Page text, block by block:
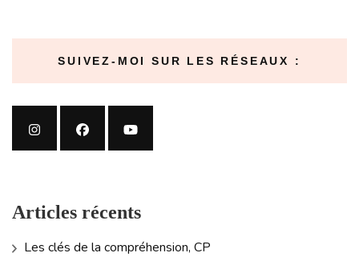
SUIVEZ-MOI SUR LES RÉSEAUX :
Articles récents
Les clés de la compréhension, CP